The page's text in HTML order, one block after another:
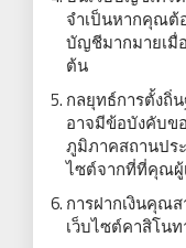
จำเป็นหากคุณต้
บัญชีมากมายเมื่
ต้น
กลยุทธ์การตั้งถิ่
อาจมีข้อบังคับข
ภูมิภาคสถานปร
ไซต์จากที่ที่คุณผู้
การฝากเงินคุณ
เว็บไซต์คาสิโนท